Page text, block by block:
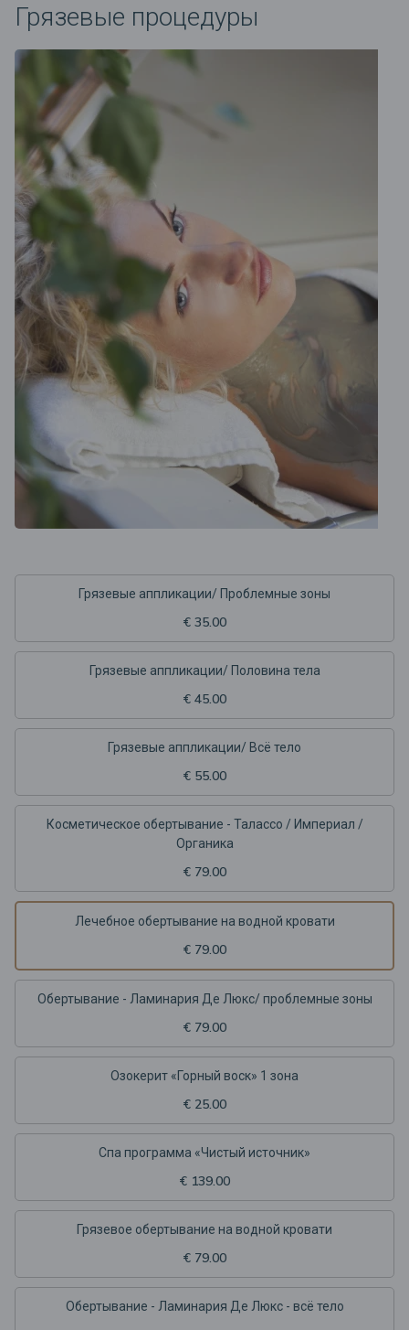
Грязевые процедуры
Грязевые аппликации/ Проблемные зоны
€ 35.00
Грязевые аппликации/ Половина тела
€ 45.00
Грязевые аппликации/ Всё тело
€ 55.00
Косметическое обертывание - Талассо / Империал /
Органика
€ 79.00
Лечебное обертывание на водной кровати
€ 79.00
Обертывание - Ламинария Де Люкс/ проблемные зоны
€ 79.00
Озокерит «Горный воск» 1 зона
€ 25.00
Спа программа «Чистый источник»
€ 139.00
Грязевое обертывание на водной кровати
€ 79.00
Обертывание - Ламинария Де Люкс - всё тело